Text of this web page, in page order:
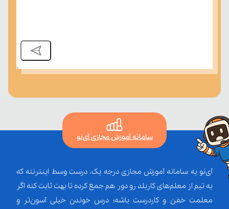
سامانه آموزش مجازی آی‌نو
آی‌نو یه سامانه آموزش مجازی درجه یک، درست وسط اینترنته که
یه تیم از معلم‌‌های کاربلد رو دور هم جمع کرده تا بهت ثابت کنه اگر
معلمت خفن و کاردرست باشه؛ درس خوندن خیلی آسون‌تر و